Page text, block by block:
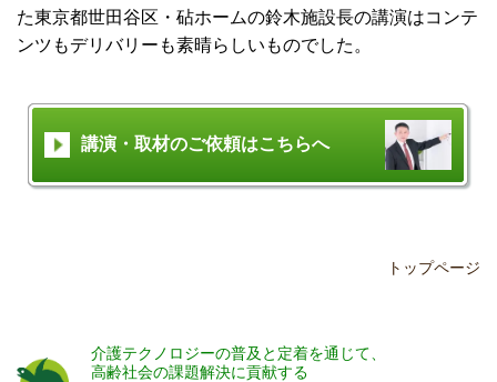
た東京都世田谷区・砧ホームの鈴木施設長の講演はコンテ
ンツもデリバリーも素晴らしいものでした。
講演・取材のご依頼はこちらへ
トップページ
介護テクノロジーの普及と定着を通じて、
高齢社会の課題解決に貢献する